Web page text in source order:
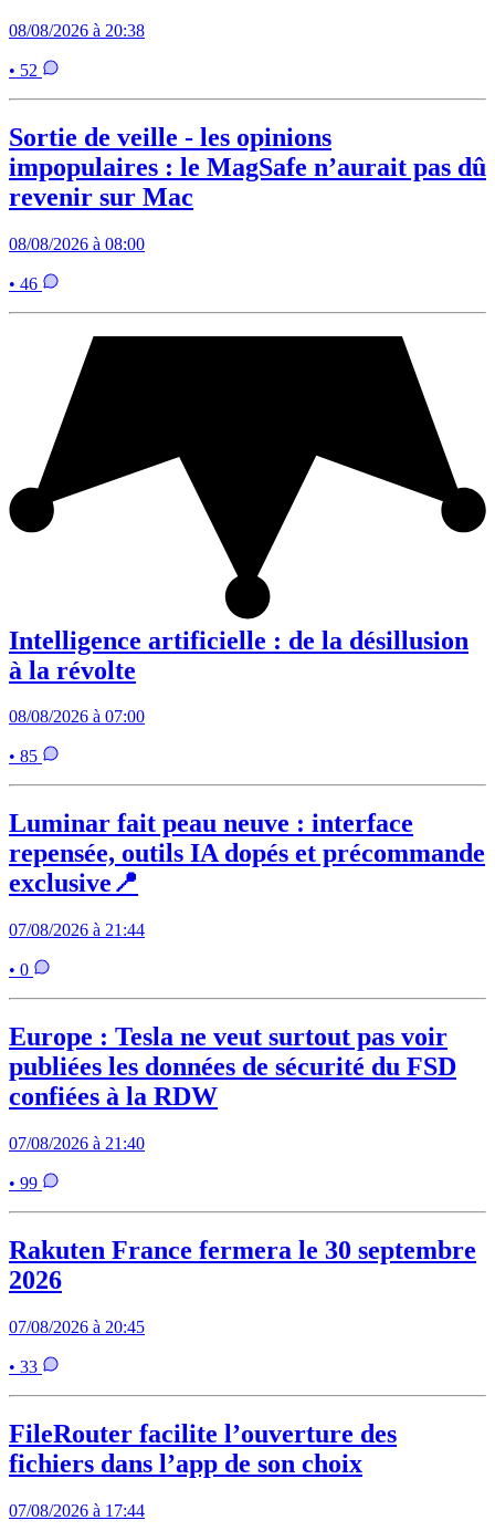
08/08/2026 à 20:38
• 52
Sortie de veille - les opinions
impopulaires : le MagSafe n’aurait pas dû
revenir sur Mac
08/08/2026 à 08:00
• 46
Intelligence artificielle : de la désillusion
à la révolte
08/08/2026 à 07:00
• 85
Luminar fait peau neuve : interface
repensée, outils IA dopés et précommande
exclusive📍
07/08/2026 à 21:44
• 0
Europe : Tesla ne veut surtout pas voir
publiées les données de sécurité du FSD
confiées à la RDW
07/08/2026 à 21:40
• 99
Rakuten France fermera le 30 septembre
2026
07/08/2026 à 20:45
• 33
FileRouter facilite l’ouverture des
fichiers dans l’app de son choix
07/08/2026 à 17:44